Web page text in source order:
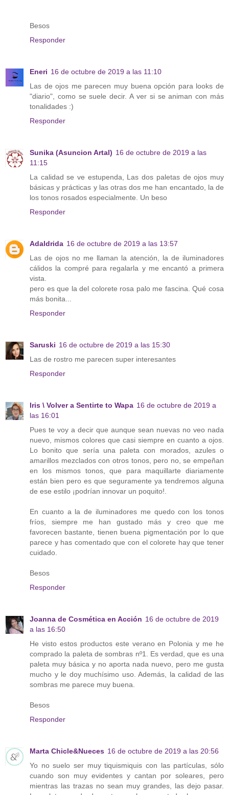
Besos
Responder
Eneri 16 de octubre de 2019 a las 11:10
Las de ojos me parecen muy buena opción para looks de
"diario", como se suele decir. A ver si se animan con más
tonalidades :)
Responder
Sunika (Asuncion Artal) 16 de octubre de 2019 a las
11:15
La calidad se ve estupenda, Las dos paletas de ojos muy
básicas y prácticas y las otras dos me han encantado, la de
los tonos rosados especialmente. Un beso
Responder
Adaldrida 16 de octubre de 2019 a las 13:57
Las de ojos no me llaman la atención, la de iluminadores
cálidos la compré para regalarla y me encantó a primera
vista.
pero es que la del colorete rosa palo me fascina. Qué cosa
más bonita...
Responder
Saruski 16 de octubre de 2019 a las 15:30
Las de rostro me parecen super interesantes
Responder
Iris \ Volver a Sentirte to Wapa 16 de octubre de 2019 a
las 16:01
Pues te voy a decir que aunque sean nuevas no veo nada
nuevo, mismos colores que casi siempre en cuanto a ojos.
Lo bonito que sería una paleta con morados, azules o
amarillos mezclados con otros tonos, pero no, se empeñan
en los mismos tonos, que para maquillarte diariamente
están bien pero es que seguramente ya tendremos alguna
de ese estilo ¡podrían innovar un poquito!.
En cuanto a la de iluminadores me quedo con los tonos
fríos, siempre me han gustado más y creo que me
favorecen bastante, tienen buena pigmentación por lo que
parece y has comentado que con el colorete hay que tener
cuidado.
Besos
Responder
Joanna de Cosmética en Acción 16 de octubre de 2019
a las 16:50
He visto estos productos este verano en Polonia y me he
comprado la paleta de sombras nº1. Es verdad, que es una
paleta muy básica y no aporta nada nuevo, pero me gusta
mucho y le doy muchísimo uso. Además, la calidad de las
sombras me parece muy buena.
Besos
Responder
Marta Chicle&Nueces 16 de octubre de 2019 a las 20:56
Yo no suelo ser muy tiquismiquis con las partículas, sólo
cuando son muy evidentes y cantan por soleares, pero
mientras las trazas no sean muy grandes, las dejo pasar.